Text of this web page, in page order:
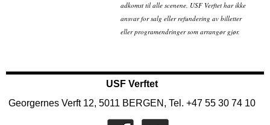
adkomst til alle scenene. USF Verftet har ikke
ansvar for salg eller refundering av billetter
eller programendringer som arrangør gjør.
USF Verftet
Georgernes Verft 12, 5011 BERGEN, Tel. +47 55 30 74 10